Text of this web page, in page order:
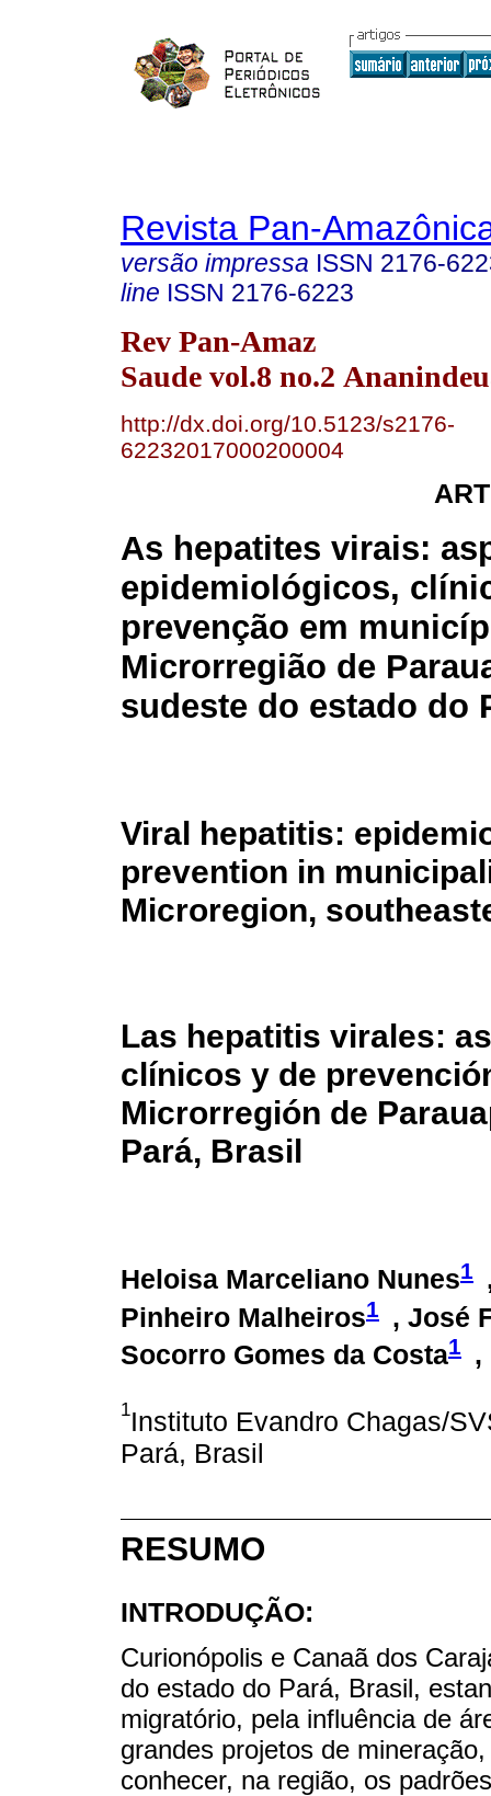
Revista Pan-
versão impressa ISSN 2176-
line ISSN 2176-6223
Rev Pan-Amaz
Saude vol.8 no.2
http://dx.doi.org/10.5123/s2176-
62232017000200004
As hepatites virais:
epidemiológicos,
prevenção em
Microrregião de
sudeste do estado do
Viral hepatitis:
prevention in
Microregion,
Las hepatitis virales:
clínicos y de
Microrregión de
Pará, Brasil
Heloisa Marceliano Nunes1
Pinheiro Malheiros1 , José
Socorro Gomes da Costa1 ,
1Instituto Evandro Chagas/
Pará, Brasil
RESUMO
INTRODUÇÃO:
Curionópolis e Canaã dos
do estado do Pará, Brasil,
migratório, pela influência de
grandes projetos de
conhecer, na região, os